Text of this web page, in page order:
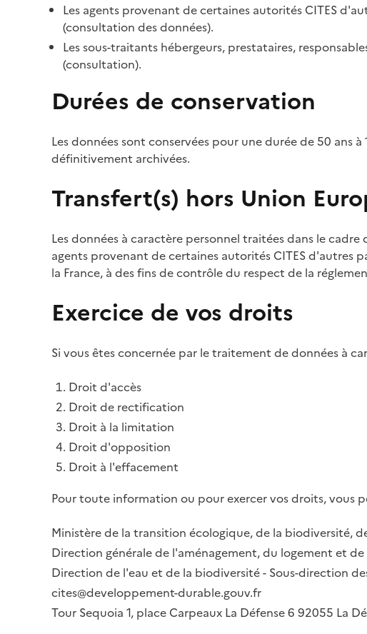
Les agents provenant de certaines autorités CITES
(consultation des données).
Les sous-traitants hébergeurs, prestataires,
(consultation).
Durées de conservation
Les données sont conservées pour une durée de 50 ans
définitivement archivées.
Transfert(s) hors Union
Les données à caractère personnel traitées dans le
agents provenant de certaines autorités CITES d'autres
la France, à des fins de contrôle du respect de la
Exercice de vos droits
Si vous êtes concernée par le traitement de données à
Droit d'accès
Droit de rectification
Droit à la limitation
Droit d'opposition
Droit à l'effacement
Pour toute information ou pour exercer vos droits, vous
Ministère de la transition écologique, de la biodiversité,
Direction générale de l'aménagement, du logement et
Direction de l'eau et de la biodiversité - Sous-direction
cites@developpement-durable.gouv.fr
Tour Sequoia 1, place Carpeaux La Défense 6 92055 La